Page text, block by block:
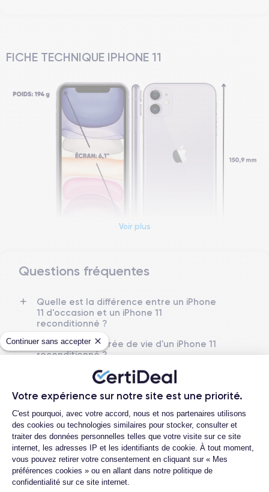
Continuer sans accepter
Votre expérience sur notre site est une priorité.
Plateforme de Gestion du
C'est pourquoi, avec votre accord, nous et nos partenaires utilisons
des cookies ou technologies similaires pour stocker, consulter et
traiter des données personnelles telles que votre visite sur ce site
internet, les adresses IP et les identifiants de cookie. À tout moment,
vous pouvez retirer votre consentement en cliquant sur « Mes
préférences cookies » ou en allant dans notre politique de
confidentialité sur ce site internet.
FICHE TECHNIQUE IPHONE 11
Dimensions et poids iPhone 11
Date de sortie
10/09/2019
Système exploit.
iOS (iOS 26)
Dimensions
150x75.7x8.3 mm
Poids
Résolution écran
RAM
4 GO
Mémoire interne
64,128,256 GO
Nom de la puce
Apple A13 Bionic
Nombre de cœurs
Voir plus
Questions fréquentes
Quelle est la différence entre un iPhone
11 d'occasion et un iPhone 11
reconditionné ?
Quelle est la durée de vie d'un iPhone 11
reconditionné ?
Proposez-vous une assurance en cas de
casse due à des chocs ou à des chutes ?
les batteries ?
Quels sont les accessoires inclus dans la
commande ?
Quelles garanties offrez-vous sur vos
produits ?